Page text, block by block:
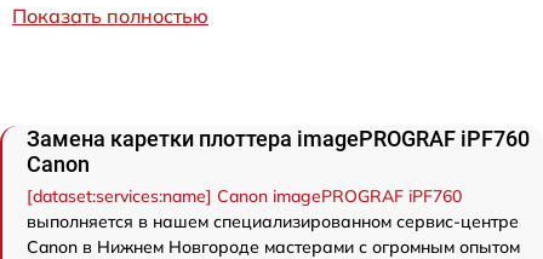
Показать полностью
Замена каретки плоттера imagePROGRAF iPF760
Canon
[dataset:services:name] Canon imagePROGRAF iPF760
выполняется в нашем специализированном сервис-центре
Canon в Нижнем Новгороде мастерами с огромным опытом